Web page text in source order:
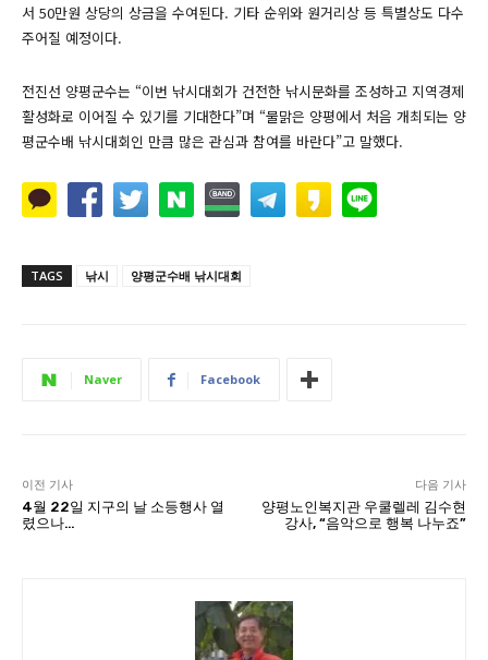
서 50만원 상당의 상금을 수여된다. 기타 순위와 원거리상 등 특별상도 다수
주어질 예정이다.
전진선 양평군수는 “이번 낚시대회가 건전한 낚시문화를 조성하고 지역경제
활성화로 이어질 수 있기를 기대한다”며 “물맑은 양평에서 처음 개최되는 양
평군수배 낚시대회인 만큼 많은 관심과 참여를 바란다”고 말했다.
TAGS 낚시 양평군수배 낚시대회
Naver Facebook
이전 기사
4월 22일 지구의 날 소등행사 열
렸으나…
다음 기사
양평노인복지관 우쿨렐레 김수현
강사, “음악으로 행복 나누죠”